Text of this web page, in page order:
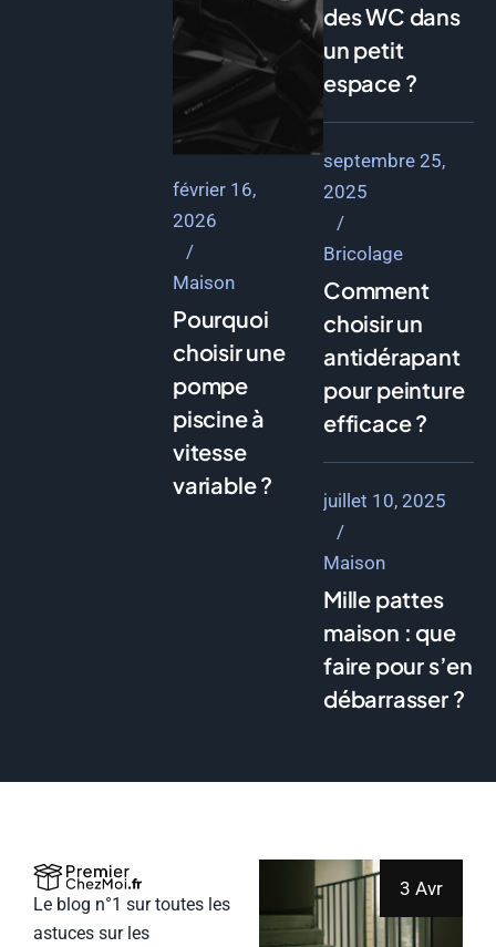
février 16,
2026
Maison
Pourquoi
choisir une
pompe
piscine à
vitesse
variable ?
des WC dans
un petit
espace ?
septembre 25,
2025
Bricolage
Comment
choisir un
antidérapant
pour peinture
efficace ?
juillet 10, 2025
Maison
Mille pattes
maison : que
faire pour s’en
débarrasser ?
Le blog n°1 sur toutes les
astuces sur les
3 Avr